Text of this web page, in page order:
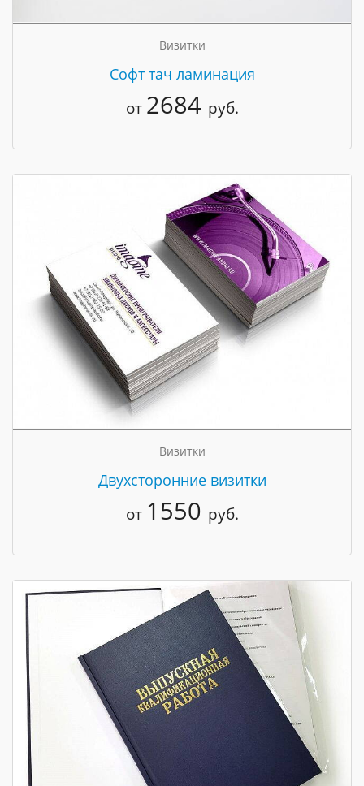
Визитки
Cофт тач ламинация
от 2684 руб.
Визитки
Двухсторонние визитки
от 1550 руб.